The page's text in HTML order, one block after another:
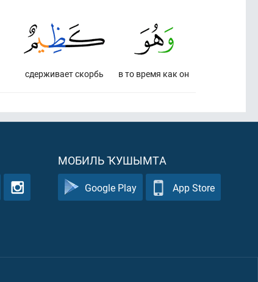
в то время как он
сдерживает скорбь
МОБИЛЬ ҠУШЫМТА
Google Play App Store